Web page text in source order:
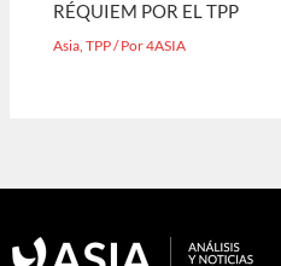
RÉQUIEM POR EL TPP
Asia ,TPP/ Por4ASIA